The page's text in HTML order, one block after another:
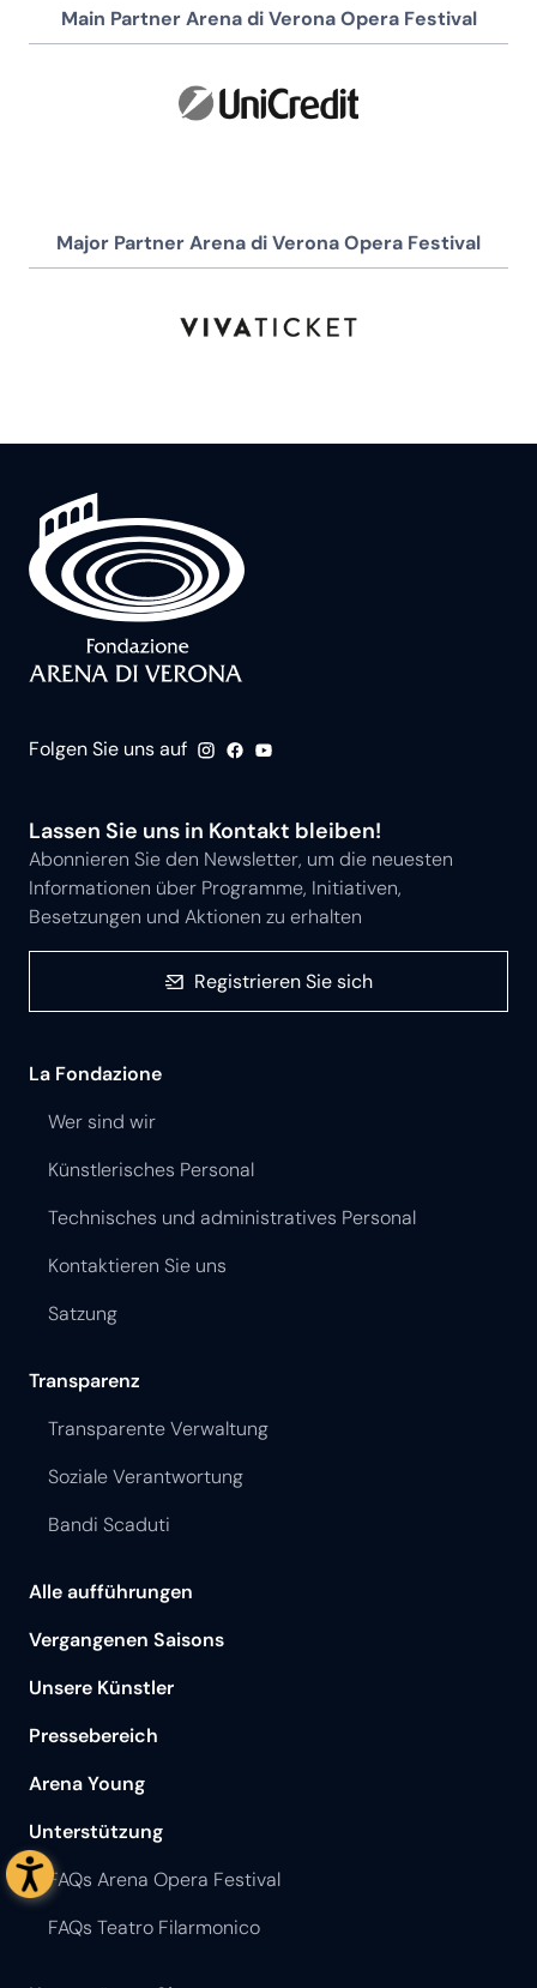
Main Partner Arena di Verona Opera Festival
Major Partner Arena di Verona Opera Festival
Folgen Sie uns auf
Lassen Sie uns in Kontakt bleiben!
Abonnieren Sie den Newsletter, um die neuesten
Informationen über Programme, Initiativen,
Besetzungen und Aktionen zu erhalten
Registrieren Sie sich
La Fondazione
Wer sind wir
Künstlerisches Personal
Technisches und administratives Personal
Kontaktieren Sie uns
Satzung
Transparenz
Transparente Verwaltung
Soziale Verantwortung
Bandi Scaduti
Alle aufführungen
Vergangenen Saisons
Unsere Künstler
Pressebereich
Arena Young
Unterstützung
FAQs Arena Opera Festival
FAQs Teatro Filarmonico